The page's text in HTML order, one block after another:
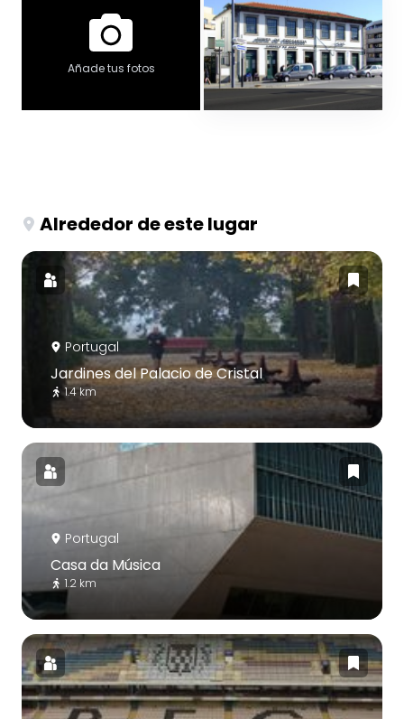
Añade tus fotos
Alrededor de este lugar
Portugal
Jardines del Palacio de Cristal
1.4 km
Portugal
Casa da Música
1.2 km